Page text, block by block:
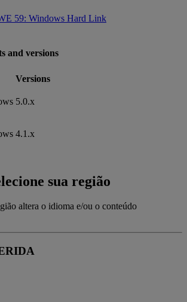
59: Windows Hard Link
and versions
Versions
5.0.x
4.1.x
sua região
altera o idioma e/ou o conteúdo